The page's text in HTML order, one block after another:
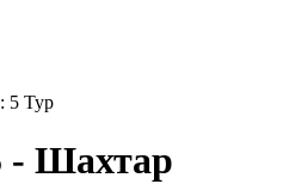
5 Тур
- Шахтар